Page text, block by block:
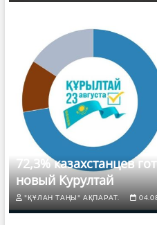
72,3% казахстанцев
новый Курултай
"ҚҰЛАН ТАҢЫ" АҚПАРАТ.